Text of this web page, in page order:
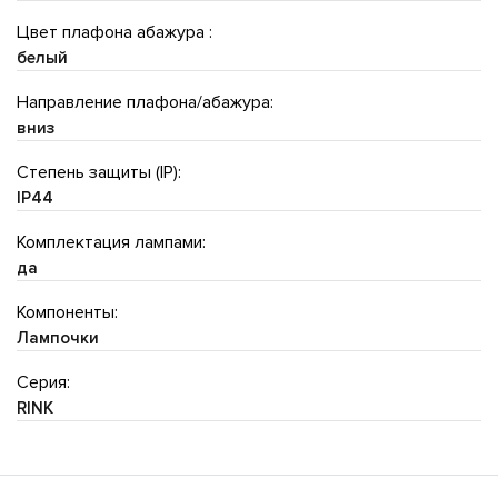
Цвет плафона абажура :
белый
Направление плафона/абажура:
вниз
Степень защиты (IP):
IP44
Комплектация лампами:
да
Компоненты:
Лампочки
Серия:
RINK